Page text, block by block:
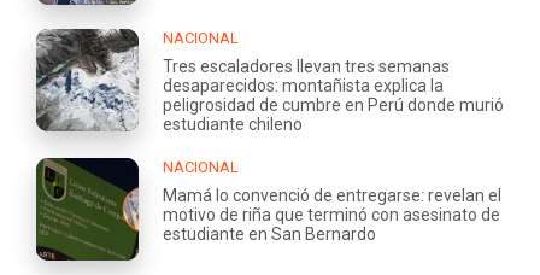
NACIONAL
Tres escaladores llevan tres semanas
desaparecidos: montañista explica la
peligrosidad de cumbre en Perú donde murió
estudiante chileno
NACIONAL
Mamá lo convenció de entregarse: revelan el
motivo de riña que terminó con asesinato de
estudiante en San Bernardo